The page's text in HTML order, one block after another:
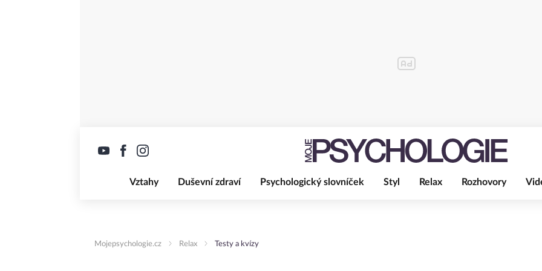
Vztahy Duševní zdraví Psychologický slovníček Styl Relax Rozhovory
Mojepsychologie.cz Relax Testy a kvízy